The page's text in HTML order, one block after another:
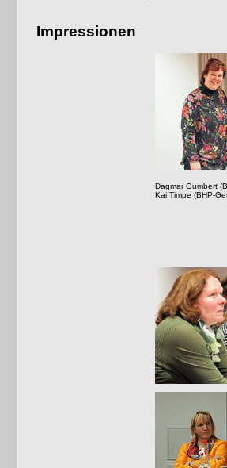
Impressionen
Dagmar Gumbert
Kai Timpe (BHP-